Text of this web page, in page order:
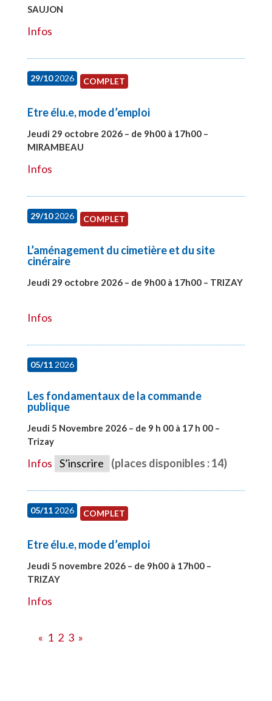
SAUJON
Infos
29/102026 COMPLET
Etre élu.e, mode d’emploi
Jeudi 29 octobre 2026 – de 9h00 à 17h00 –
MIRAMBEAU
Infos
29/102026 COMPLET
L’aménagement du cimetière et du site
cinéraire
Jeudi 29 octobre 2026 – de 9h00 à 17h00 – TRIZAY
Infos
05/112026
Les fondamentaux de la commande
publique
Jeudi 5 Novembre 2026 – de 9 h 00 à 17 h 00 –
Trizay
Infos S’inscrire (places disponibles : 14)
05/112026 COMPLET
Etre élu.e, mode d’emploi
Jeudi 5 novembre 2026 – de 9h00 à 17h00 –
TRIZAY
Infos
« 1 2 3 »